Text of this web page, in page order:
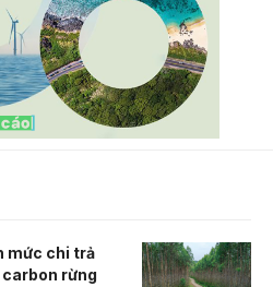
mức chi trả
carbon rừng